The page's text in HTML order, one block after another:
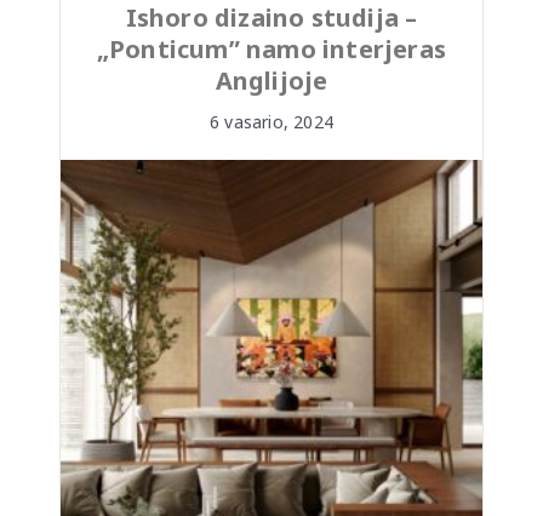
Ishoro dizaino studija –
„Ponticum” namo interjeras
Anglijoje
6 vasario, 2024